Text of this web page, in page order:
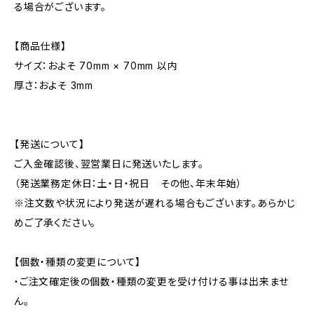
る場合がございます。
【商品仕様】
サイズ：およそ 70mm × 70mm 以内
厚さ：およそ 3mm
【発送について】
ご入金確認後、翌営業日に発送いたします。
（発送業務定休日：土・日・祝日 その他、年末年始）
※注文数や状況により発送が遅れる場合もございます。あらかじ
めご了承ください。
【個数・種類の変更について】
・ご注文確定後の個数・種類の変更を受け付ける事は出来ませ
ん。